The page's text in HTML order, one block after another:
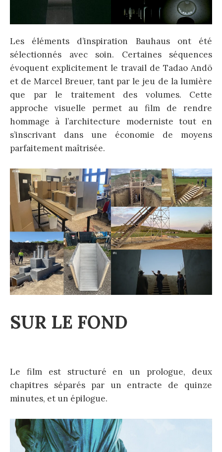
Les éléments d’inspiration Bauhaus ont été
sélectionnés avec soin. Certaines séquences
évoquent explicitement le travail de Tadao Andō
et de Marcel Breuer, tant par le jeu de la lumière
que par le traitement des volumes. Cette
approche visuelle permet au film de rendre
hommage à l’architecture moderniste tout en
s’inscrivant dans une économie de moyens
parfaitement maîtrisée.
SUR LE FOND
Le film est structuré en un prologue, deux
chapitres séparés par un entracte de quinze
minutes, et un épilogue.